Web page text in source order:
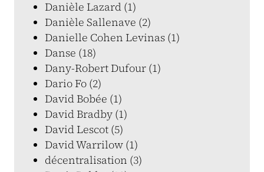
Danièle Lazard (1)
Danièle Sallenave (2)
Danielle Cohen Levinas (1)
Danse (18)
Dany-Robert Dufour (1)
Dario Fo (2)
David Bobée (1)
David Bradby (1)
David Lescot (5)
David Warrilow (1)
décentralisation (3)